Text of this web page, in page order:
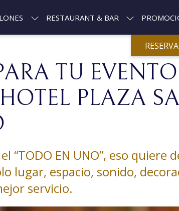
RESTAURANT & BAR
TU
PLAZA
EN UNO”, eso quiere
lugar, espacio, sonido,
servicio.